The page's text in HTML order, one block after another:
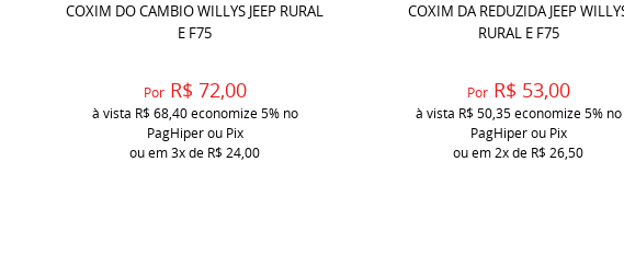
COXIM DO CAMBIO WILLYS JEEP RURAL
E F75
Por R$ 72,00
à vista R$ 68,40economize5% no
PagHiper ou Pix
ou em3xde R$ 24,00
COXIM DA REDUZIDA JEEP
RURAL E F75
Por R$ 53,00
à vista R$ 50,35economize5% no
PagHiper ou Pix
ou em 2xde R$ 26,50